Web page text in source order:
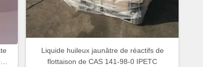
Liquide huileux jaunâtre de réactifs de
flottaison de CAS 141-98-0 IPETC